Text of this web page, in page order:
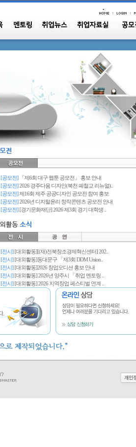
[공모전] 「제6회 대구 웹툰 공모전」 홍보 안내
[공모전]2026 경주다움 디자인(북천 폐철교 리뉴얼)..
[공모전]제16회 제주 공공디자인 공모전 참여 홍보
[공모전]2026년 디지털윤리 창작콘텐츠 공모전 안내
[공모전][경기문화재단] 2026 제3회 경기 대학생 ..
[전시][대외활동][(재)전북창조경제혁신센터] 202..
[전시][대외활동]동대문구 「제3회 DDM Union..
[전시][대외활동]2026 창업오디션 홍보 안내
[전시][대외활동] 2026년 양주시 「취업 멘토링 ..
[전시][대외활동] 2026 지역창업 페스티벌 연계 ..